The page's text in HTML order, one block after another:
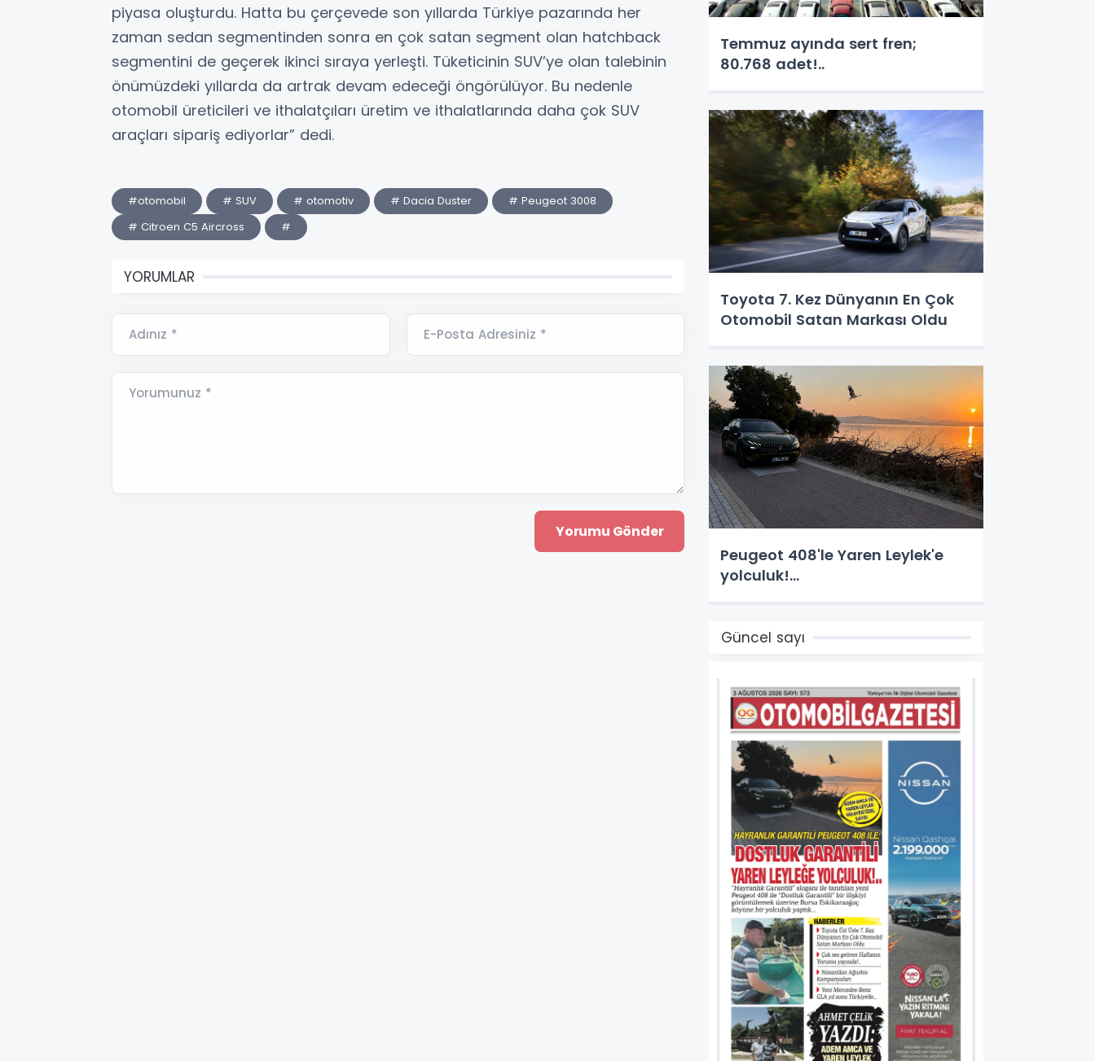
piyasa oluşturdu. Hatta bu çerçevede son yıllarda Türkiye pazarında her
zaman sedan segmentinden sonra en çok satan segment olan hatchback
segmentini de geçerek ikinci sıraya yerleşti. Tüketicinin SUV’ye olan talebinin
önümüzdeki yıllarda da artrak devam edeceği öngörülüyor. Bu nedenle
otomobil üreticileri ve ithalatçıları üretim ve ithalatlarında daha çok SUV
araçları sipariş ediyorlar” dedi.
#otomobil # SUV # otomotiv # Dacia Duster
# Peugeot 3008
# Citroen C5 Aircross
#
YORUMLAR
Adınız * E-Posta Adresiniz *
Yorumunuz *
Temmuz ayında sert fren;
80.768 adet!..
Toyota 7. Kez Dünyanın En Çok
Otomobil Satan Markası Oldu
Peugeot 408'le Yaren Leylek'e
yolculuk!...
Güncel sayı